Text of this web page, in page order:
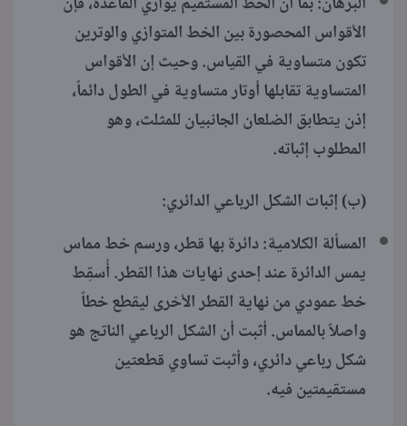
الأقواس المحصورة بين الخط المتوازي والوترين
تكون متساوية في القياس. وحيث إن الأقواس
المتساوية تقابلها أوتار متساوية في الطول دائماً،
إذن يتطابق الضلعان الجانبيان للمثلث، وهو
المطلوب إثباته.
(ب) إثبات الشكل الرباعي الدائري:
المسألة الكلامية: دائرة بها قطر، ورسم خط مماس
يمس الدائرة عند إحدى نهايات هذا القطر. أُسقِط
خط عمودي من نهاية القطر الأخرى ليقطع خطاً
واصلاً بالمماس. أثبت أن الشكل الرباعي الناتج هو
شكل رباعي دائري، وأثبت تساوي قطعتين
مستقيمتين فيه.